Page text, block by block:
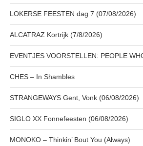
LOKERSE FEESTEN dag 7 (07/08/2026)
ALCATRAZ Kortrijk (7/8/2026)
EVENTJES VOORSTELLEN: PEOPLE
CHES – In Shambles
STRANGEWAYS Gent, Vonk (06/08/2026)
SIGLO XX Fonnefeesten (06/08/2026)
MONOKO – Thinkin’ Bout You (Always)